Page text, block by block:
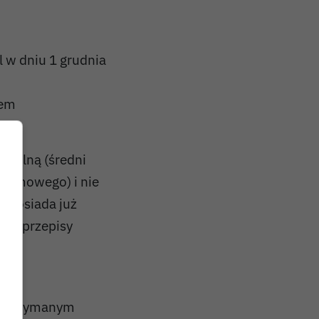
w dniu 1 grudnia
(średni
i nie
posiada już
przepisy